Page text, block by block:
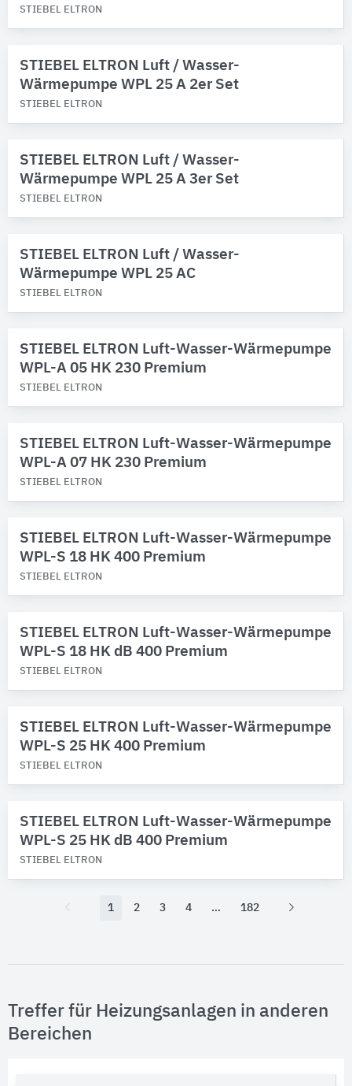
STIEBEL ELTRON
STIEBEL ELTRON Luft / Wasser-
Wärmepumpe WPL 25 A 2er Set
STIEBEL ELTRON
STIEBEL ELTRON Luft / Wasser-
Wärmepumpe WPL 25 A 3er Set
STIEBEL ELTRON
STIEBEL ELTRON Luft / Wasser-
Wärmepumpe WPL 25 AC
STIEBEL ELTRON
STIEBEL ELTRON Luft-Wasser-Wärmepumpe
WPL-A 05 HK 230 Premium
STIEBEL ELTRON
STIEBEL ELTRON Luft-Wasser-Wärmepumpe
WPL-A 07 HK 230 Premium
STIEBEL ELTRON
STIEBEL ELTRON Luft-Wasser-Wärmepumpe
WPL-S 18 HK 400 Premium
STIEBEL ELTRON
STIEBEL ELTRON Luft-Wasser-Wärmepumpe
WPL-S 18 HK dB 400 Premium
STIEBEL ELTRON
STIEBEL ELTRON Luft-Wasser-Wärmepumpe
WPL-S 25 HK 400 Premium
STIEBEL ELTRON
STIEBEL ELTRON Luft-Wasser-Wärmepumpe
WPL-S 25 HK dB 400 Premium
STIEBEL ELTRON
1 2 3 4 182
Treffer für Heizungsanlagen in anderen
Bereichen